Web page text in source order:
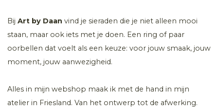
Bij Art by Daan vind je sieraden die je niet alleen mooi
staan, maar ook iets met je doen. Een ring of paar
oorbellen dat voelt als een keuze: voor jouw smaak, jouw
moment, jouw aanwezigheid.
Alles in mijn webshop maak ik met de hand in mijn
atelier in Friesland. Van het ontwerp tot de afwerking.